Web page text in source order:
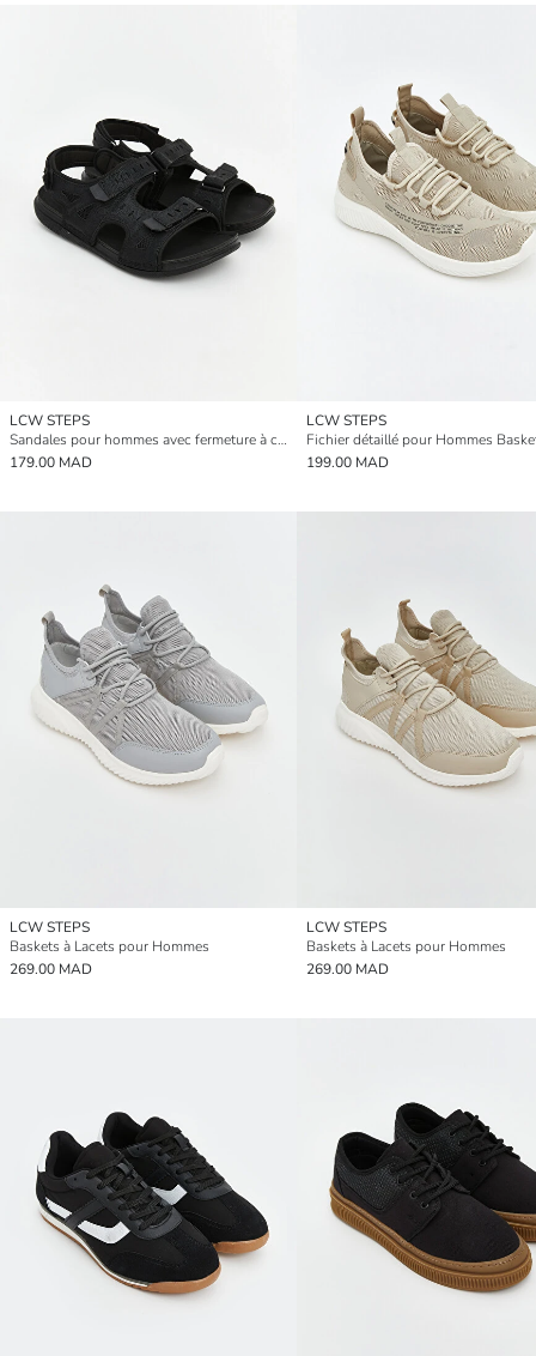
LCW STEPS
Sandales pour hommes avec fermeture à crochet et boucle
179.00 MAD
LCW STEPS
Fichier détaillé pour Hommes
199.00 MAD
LCW STEPS
Baskets à Lacets pour Hommes
269.00 MAD
LCW STEPS
Baskets à Lacets pour Hommes
269.00 MAD